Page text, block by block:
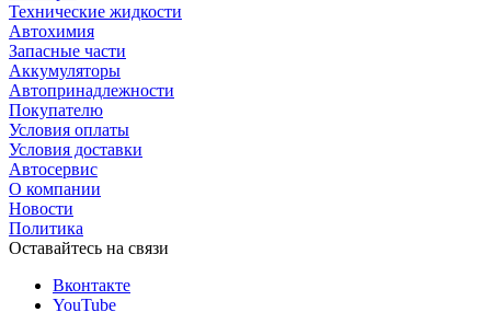
Технические жидкости
Автохимия
Запасные части
Аккумуляторы
Автопринадлежности
Покупателю
Условия оплаты
Условия доставки
Автосервис
О компании
Новости
Политика
Оставайтесь на связи
Вконтакте
YouTube